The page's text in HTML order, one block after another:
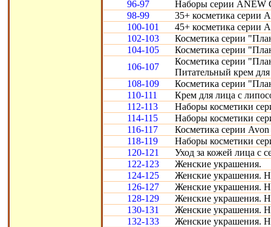
96-97
Наборы серии ANEW
98-99
35+ косметика серии
100-101
45+ косметика серии
102-103
Косметика серии
104-105
Косметика серии
106-107
Косметика серии
Питательный крем для
108-109
Косметика серии
110-111
Крем для лица с
112-113
Наборы косметики
114-115
Наборы косметики
116-117
Косметика серии Avon
118-119
Наборы косметики
120-121
Уход за кожей лица с
122-123
Женские украшения.
124-125
Женские украшения.
126-127
Женские украшения.
128-129
Женские украшения.
130-131
Женские украшения.
132-133
Женские украшения.